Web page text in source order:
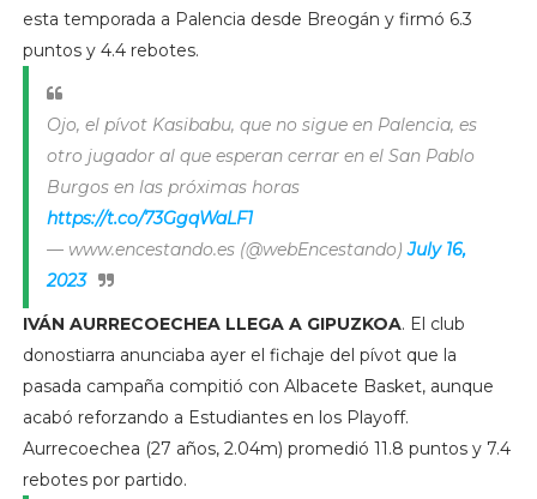
esta temporada a Palencia desde Breogán y firmó 6.3
puntos y 4.4 rebotes.
Ojo, el pívot Kasibabu, que no sigue en Palencia, es
otro jugador al que esperan cerrar en el San Pablo
Burgos en las próximas horas
https://t.co/73GgqWaLF1
— www.encestando.es (@webEncestando)July 16,
2023
IVÁN AURRECOECHEA LLEGA A GIPUZKOA. El club
donostiarra anunciaba ayer el fichaje del pívot que la
pasada campaña compitió con Albacete Basket, aunque
acabó reforzando a Estudiantes en los Playoff.
Aurrecoechea (27 años, 2.04m) promedió 11.8 puntos y 7.4
rebotes por partido.